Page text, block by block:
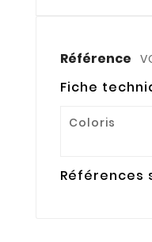
Référence
Fiche
Coloris
Références